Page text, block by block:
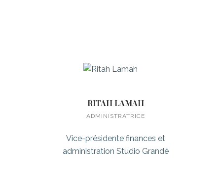
RITAH LAMAH
ADMINISTRATRICE
Vice-présidente finances et
administration Studio Grandé